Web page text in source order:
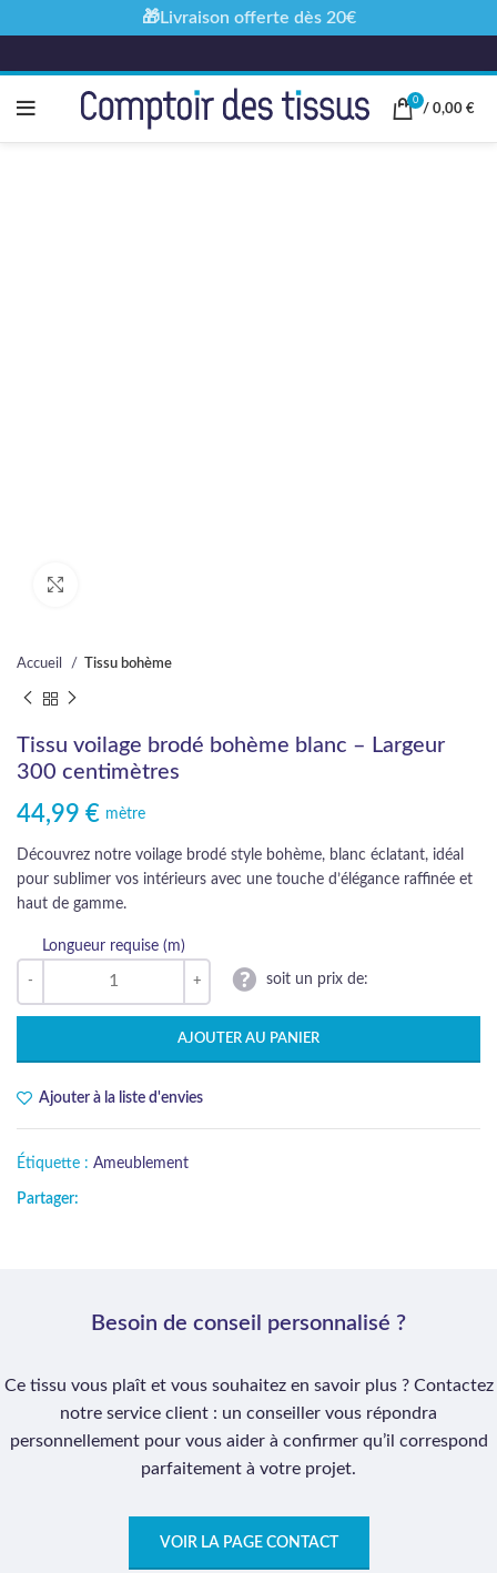
0
/ 0,00 €
Accueil Tissu bohème
Tissu voilage brodé bohème blanc – Largeur
300 centimètres
44,99 € mètre
Découvrez notre voilage brodé style bohème, blanc éclatant, idéal
pour sublimer vos intérieurs avec une touche d’élégance raffinée et
haut de gamme.
Longueur requise (m)
soit un prix de:
AJOUTER AU PANIER
Ajouter à la liste d'envies
Étiquette : Ameublement
Partager:
Besoin de conseil personnalisé ?
Ce tissu vous plaît et vous souhaitez en savoir plus ? Contactez
notre service client : un conseiller vous répondra
personnellement pour vous aider à confirmer qu’il correspond
parfaitement à votre projet.
VOIR LA PAGE CONTACT
🎁Livraison offerte dès 20€